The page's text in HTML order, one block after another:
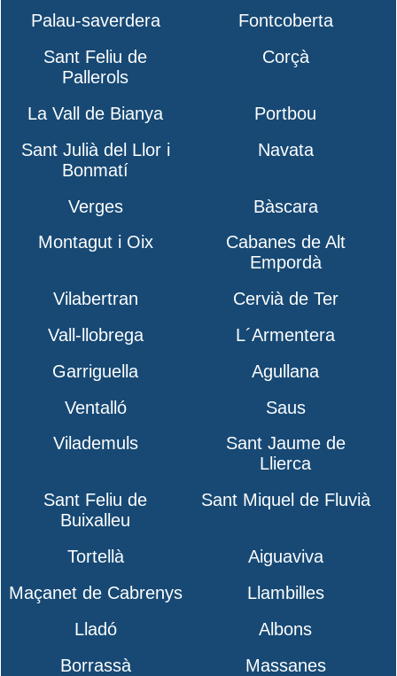
Palau-saverdera
Fontcoberta
Sant Feliu de
Pallerols
Corçà
La Vall de Bianya
Portbou
Sant Julià del Llor i
Bonmatí
Navata
Verges
Bàscara
Montagut i Oix
Cabanes de Alt
Empordà
Vilabertran
Cervià de Ter
Vall-llobrega
L´Armentera
Garriguella
Agullana
Ventalló
Saus
Vilademuls
Sant Jaume de
Llierca
Sant Feliu de
Buixalleu
Sant Miquel de Fluvià
Tortellà
Aiguaviva
Maçanet de Cabrenys
Llambilles
Lladó
Albons
Borrassà
Massanes